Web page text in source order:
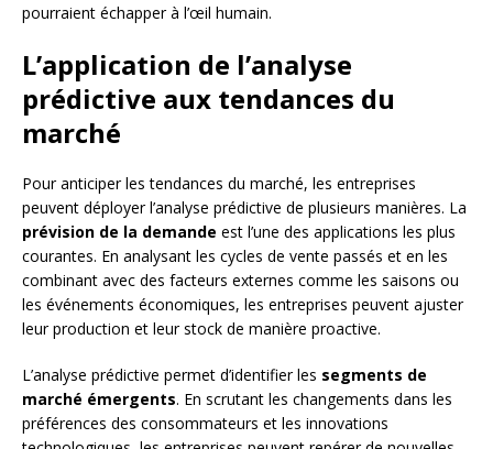
pourraient échapper à l’œil humain.
L’application de l’analyse
prédictive aux tendances du
marché
Pour anticiper les tendances du marché, les entreprises
peuvent déployer l’analyse prédictive de plusieurs manières. La
prévision de la demande est l’une des applications les plus
courantes. En analysant les cycles de vente passés et en les
combinant avec des facteurs externes comme les saisons ou
les événements économiques, les entreprises peuvent ajuster
leur production et leur stock de manière proactive.
L’analyse prédictive permet d’identifier les segments de
marché émergents. En scrutant les changements dans les
préférences des consommateurs et les innovations